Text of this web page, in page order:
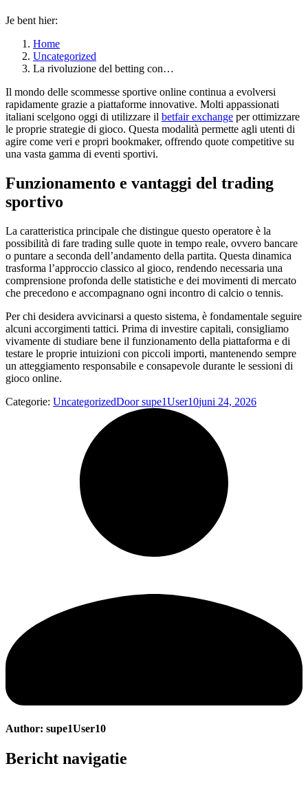
Je bent hier:
Home
Uncategorized
La rivoluzione del betting con…
Il mondo delle scommesse sportive online continua a evolversi
rapidamente grazie a piattaforme innovative. Molti appassionati
italiani scelgono oggi di utilizzare il betfair exchange per ottimizzare
le proprie strategie di gioco. Questa modalità permette agli utenti di
agire come veri e propri bookmaker, offrendo quote competitive su
una vasta gamma di eventi sportivi.
Funzionamento e vantaggi del trading
sportivo
La caratteristica principale che distingue questo operatore è la
possibilità di fare trading sulle quote in tempo reale, ovvero bancare
o puntare a seconda dell’andamento della partita. Questa dinamica
trasforma l’approccio classico al gioco, rendendo necessaria una
comprensione profonda delle statistiche e dei movimenti di mercato
che precedono e accompagnano ogni incontro di calcio o tennis.
Per chi desidera avvicinarsi a questo sistema, è fondamentale seguire
alcuni accorgimenti tattici. Prima di investire capitali, consigliamo
vivamente di studiare bene il funzionamento della piattaforma e di
testare le proprie intuizioni con piccoli importi, mantenendo sempre
un atteggiamento responsabile e consapevole durante le sessioni di
gioco online.
Categorie: UncategorizedDoorsupe1User10juni 24, 2026
Author: supe1User10
Bericht navigatie